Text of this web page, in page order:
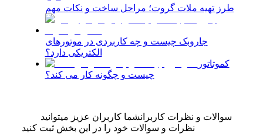
طرز تهیه ملات گروت؛ مراحل ساخت و نکات مهم
جاروبک چیست و چه کاربردی در موتورهای
الکتریکی دارد؟
کموتاتور
چیست و چگونه کار می کند؟
سوالات و نظرات کاربرانشما کاربران عزیز میتوانید
نظرات و سوالات خود را در این بخش ثبت کنید